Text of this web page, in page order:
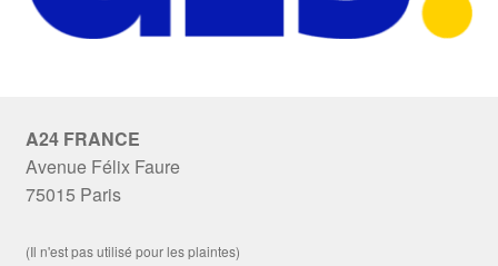
A24 FRANCE
Avenue Félix Faure
75015 Paris
(Il n'est pas utilisé pour les plaintes)